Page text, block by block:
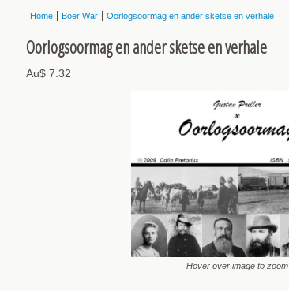
Home Boer War Oorlogsoormag en ander sketse en verhale
Oorlogsoormag en ander sketse en verhale
Au$ 7.32
Hover over image to zoom